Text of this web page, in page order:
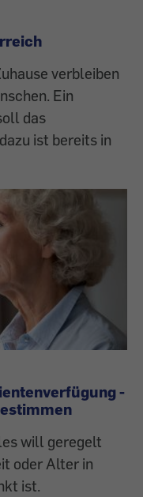
verbleiben
Ein
das
ist bereits in
-
will geregelt
oder Alter in
ist.